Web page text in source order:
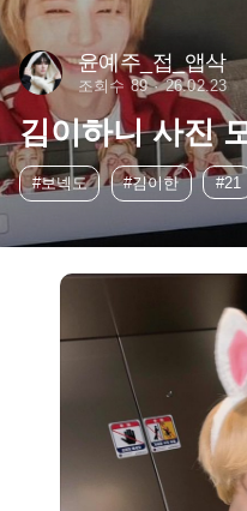
윤예주_접_앱삭
조회수 89 26.02.23
김이하니 사진
#보넥도 #김이한 #21